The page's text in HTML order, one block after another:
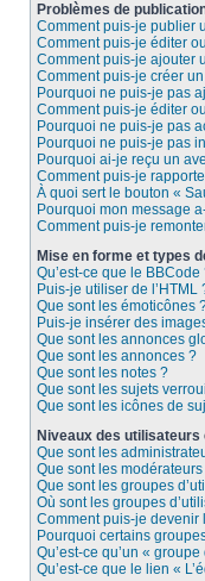
Problèmes de
Comment puis-je publier
Comment puis-je éditer
Comment puis-je ajouter
Comment puis-je créer
Pourquoi ne puis-je pas
Comment puis-je éditer
Pourquoi ne puis-je pas
Pourquoi ne puis-je pas
Pourquoi ai-je reçu un
Comment puis-je
À quoi sert le bouton «
Pourquoi mon message
Comment puis-je
Mise en forme et types
Qu’est-ce que le BBCode
Puis-je utiliser de l’HTML
Que sont les émoticônes
Puis-je insérer des
Que sont les annonces
Que sont les annonces ?
Que sont les notes ?
Que sont les sujets
Que sont les icônes de
Niveaux des utilisateurs
Que sont les
Que sont les modérateurs
Que sont les groupes
Où sont les groupes
Comment puis-je devenir
Pourquoi certains
Qu’est-ce qu’un «
Qu’est-ce que le lien «